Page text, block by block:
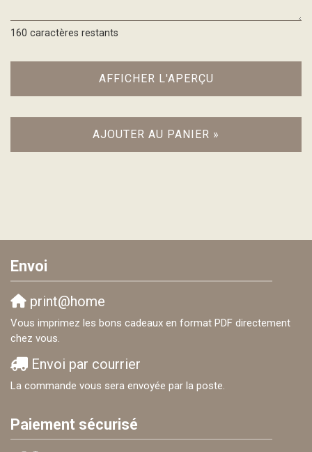
160 caractères restants
AFFICHER L'APERÇU
AJOUTER AU PANIER »
Envoi
print@home
Vous imprimez les bons cadeaux en format PDF directement
chez vous.
Envoi par courrier
La commande vous sera envoyée par la poste.
Paiement sécurisé